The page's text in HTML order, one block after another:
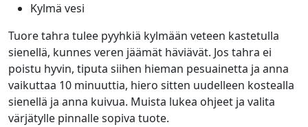
Kylmä vesi
Tuore tahra tulee pyyhkiä kylmään veteen kastetulla
sienellä, kunnes veren jäämät häviävät. Jos tahra ei
poistu hyvin, tiputa siihen hieman pesuainetta ja anna
vaikuttaa 10 minuuttia, hiero sitten uudelleen kostealla
sienellä ja anna kuivua. Muista lukea ohjeet ja valita
värjätylle pinnalle sopiva tuote.